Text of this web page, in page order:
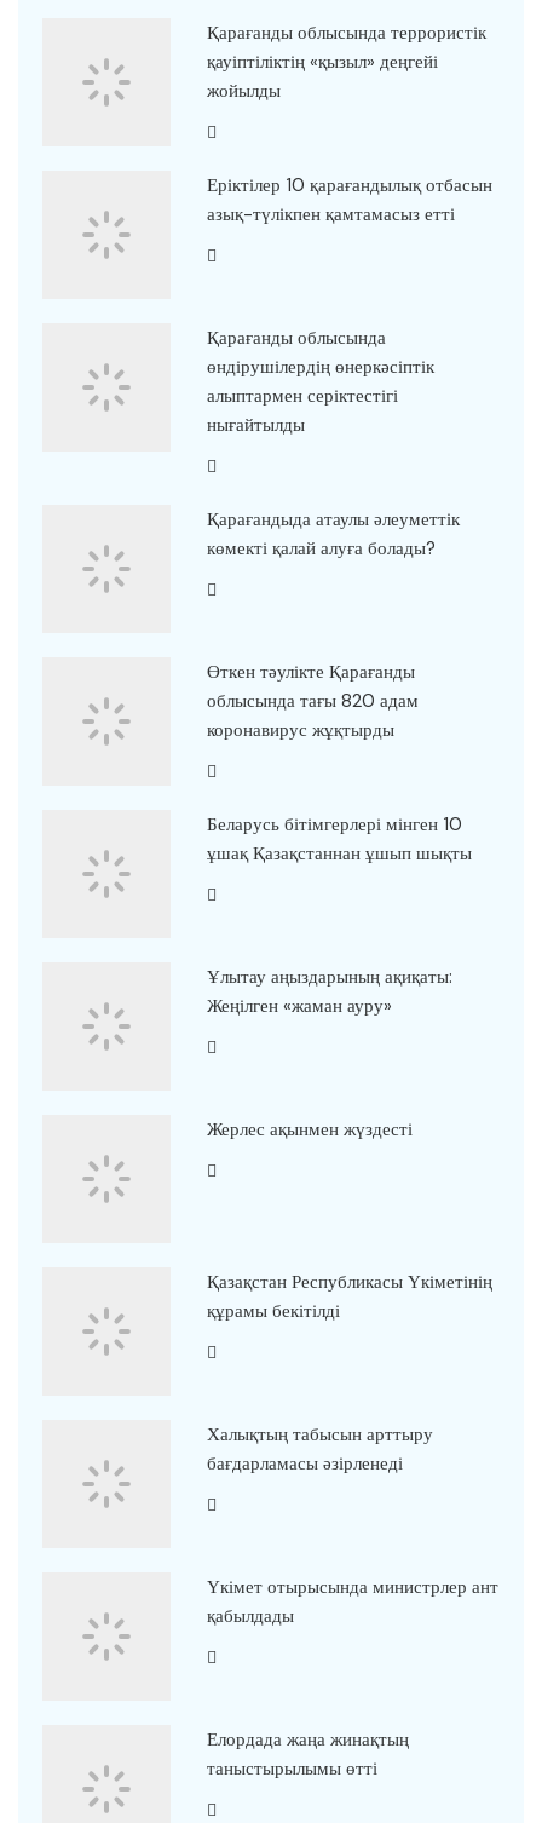
Қарағанды облысында террористік
қауіптіліктің «қызыл» деңгейі
жойылды
Еріктілер 10 қарағандылық отбасын
азық-түлікпен қамтамасыз етті
Қарағанды облысында
өндірушілердің өнеркәсіптік
алыптармен серіктестігі
нығайтылды
Қарағандыда атаулы әлеуметтік
көмекті қалай алуға болады?
Өткен тәулікте Қарағанды
облысында тағы 820 адам
коронавирус жұқтырды
Беларусь бітімгерлері мінген 10
ұшақ Қазақстаннан ұшып шықты
Ұлытау аңыздарының ақиқаты:
Жеңілген «жаман ауру»
Жерлес ақынмен жүздесті
Қазақстан Республикасы Үкіметінің
құрамы бекітілді
Халықтың табысын арттыру
бағдарламасы әзірленеді
Үкімет отырысында министрлер ант
қабылдады
Елордада жаңа жинақтың
таныстырылымы өтті